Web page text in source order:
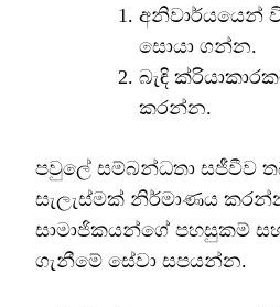
අනිවාර්යයෙන්
සොයා ගන්න.
බැඳි
කරන්න.
පවුලේ සම්බන්ධතා සජීවීව
සැලැස්මක් නිර්මාණය
සාමාජිකයන්ගේ පහසුකම්
ගැනීමේ සේවා සපයන්න.